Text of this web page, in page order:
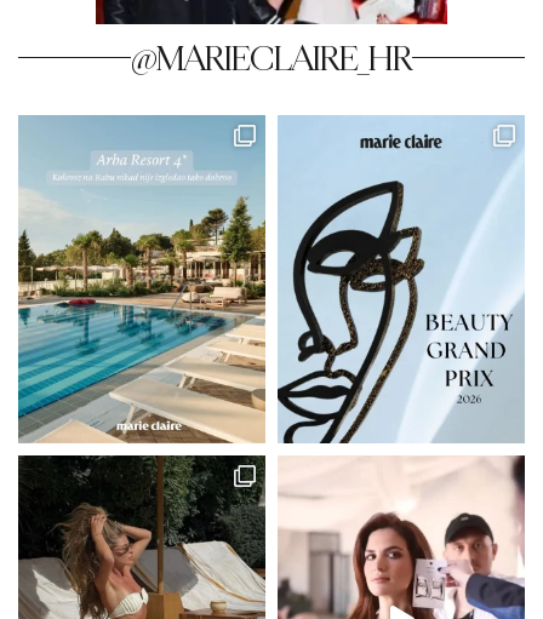
@MARIECLAIRE_HR